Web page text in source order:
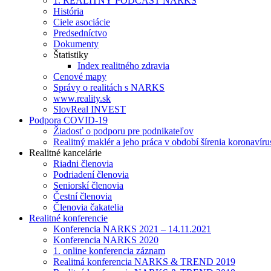
História
Ciele asociácie
Predsedníctvo
Dokumenty
Štatistiky
Index realitného zdravia
Cenové mapy
Správy o realitách s NARKS
www.reality.sk
SlovReal INVEST
Podpora COVID-19
Žiadosť o podporu pre podnikateľov
Realitný maklér a jeho práca v období šírenia
Realitné kancelárie
Riadni členovia
Podriadení členovia
Seniorskí členovia
Čestní členovia
Členovia čakatelia
Realitné konferencie
Konferencia NARKS 2021 – 14.11.2021
Konferencia NARKS 2020
1. online konferencia záznam
Realitná konferencia NARKS & TREND 2019